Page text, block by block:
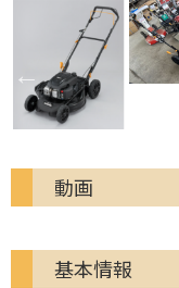
動画
基本情報